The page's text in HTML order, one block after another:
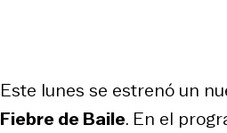
Este lunes se estrenó un
Fiebre de Baile. En el